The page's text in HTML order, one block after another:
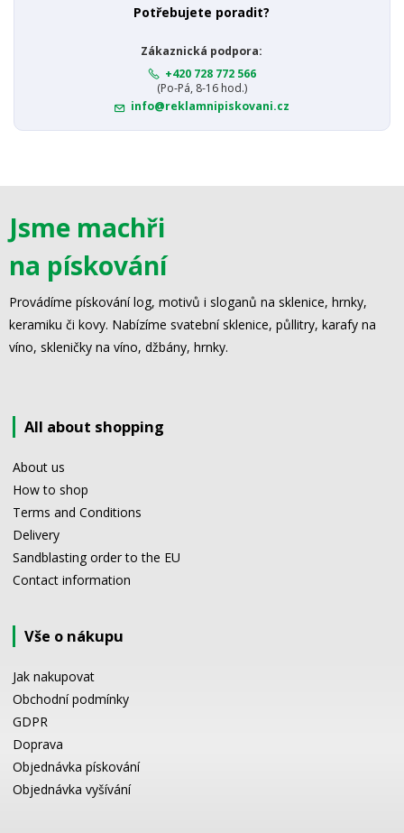
Potřebujete poradit?
Zákaznická podpora:
+420 728 772 566
(Po-Pá, 8-16 hod.)
info@reklamnipiskovani.cz
Jsme machři
na pískování
Provádíme pískování log, motivů i sloganů na sklenice, hrnky,
keramiku či kovy. Nabízíme svatební sklenice, půllitry, karafy na
víno, skleničky na víno, džbány, hrnky.
All about shopping
About us
How to shop
Terms and Conditions
Delivery
Sandblasting order to the EU
Contact information
Vše o nákupu
Jak nakupovat
Obchodní podmínky
GDPR
Doprava
Objednávka pískování
Objednávka vyšívání